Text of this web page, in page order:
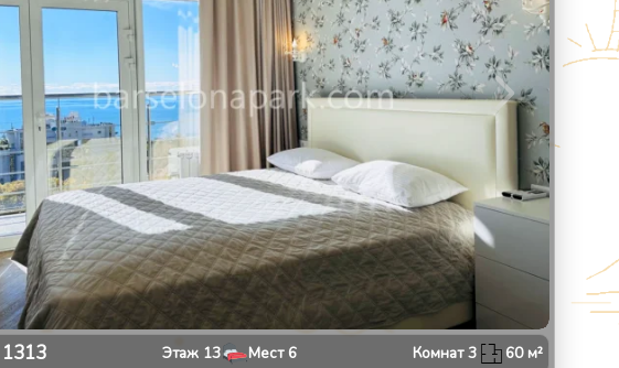
1313 Этаж 13 Мест 6 Комнат3 60м²